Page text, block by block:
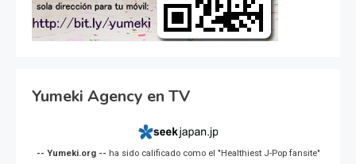
Yumeki Agency en TV
-- Yumeki.org -- ha sido calificado como el "Healthiest J-Pop fansite"